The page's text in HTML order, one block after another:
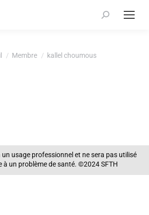
Recherche
Membre kallel choumous
un usage professionnel et ne sera pas utilisé
à un problème de santé. ©2024 SFTH